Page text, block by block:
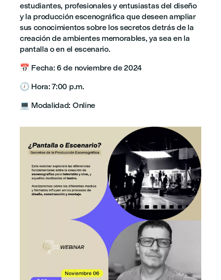
estudiantes, profesionales y entusiastas del diseño
y la producción escenográfica que deseen ampliar
sus conocimientos sobre los secretos detrás de la
creación de ambientes memorables, ya sea en la
pantalla o en el escenario.
📅 Fecha: 6 de noviembre de 2024
🕖 Hora: 7:00 p.m.
💻 Modalidad: Online